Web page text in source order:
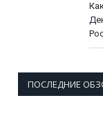
ПОСЛЕДНИЕ